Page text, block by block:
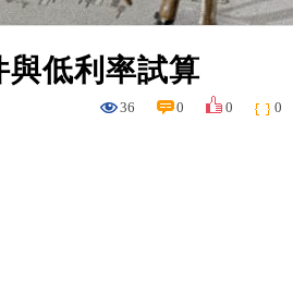
低利率試算
36 0 0 0